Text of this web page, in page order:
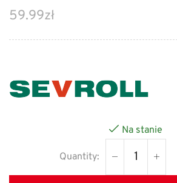
59.99zł
Na stanie